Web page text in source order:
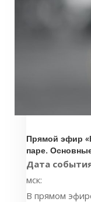
Прямой эфир
паре.
Дата
мск:
В прямом